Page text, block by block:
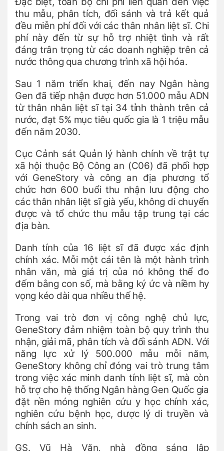
thu mẫu, phân tích, đối sánh và trả kết quả
đều miễn phí đối với các thân nhân liệt sĩ. Chi
phí này đến từ sự hỗ trợ nhiệt tình và rất
đáng trân trọng từ các doanh nghiệp trên cả
nước thông qua chương trình xã hội hóa.
Sau 1 năm triển khai, đến nay Ngân hàng
Gen đã tiếp nhận được hơn 51.000 mẫu ADN
từ thân nhân liệt sĩ tại 34 tỉnh thành trên cả
nước, đạt 5% mục tiêu quốc gia là 1 triệu mẫu
đến năm 2030.
Cục Cảnh sát Quản lý hành chính về trật tự
xã hội thuộc Bộ Công an (C06) đã phối hợp
với GeneStory và công an địa phương tổ
chức hơn 600 buổi thu nhận lưu động cho
các thân nhân liệt sĩ già yếu, không di chuyển
được và tổ chức thu mẫu tập trung tại các
địa bàn.
Danh tính của 16 liệt sĩ đã được xác định
chính xác. Mỗi một cái tên là một hành trình
nhân văn, mà giá trị của nó không thể đo
đếm bằng con số, mà bằng ký ức và niềm hy
vọng kéo dài qua nhiều thế hệ.
Trong vai trò đơn vị công nghệ chủ lực,
GeneStory đảm nhiệm toàn bộ quy trình thu
nhận, giải mã, phân tích và đối sánh ADN. Với
năng lực xử lý 500.000 mẫu mỗi năm,
GeneStory không chỉ đóng vai trò trung tâm
trong việc xác minh danh tính liệt sĩ, mà còn
hỗ trợ cho hệ thống Ngân hàng Gen Quốc gia
đặt nền móng nghiên cứu y học chính xác,
nghiên cứu bệnh học, dược lý di truyền và
chính sách an sinh.
GS. Vũ Hà Văn, nhà đồng sáng lập